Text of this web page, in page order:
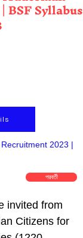
Syllabus
2023 |
পরবর্তী
invited from
Citizens for